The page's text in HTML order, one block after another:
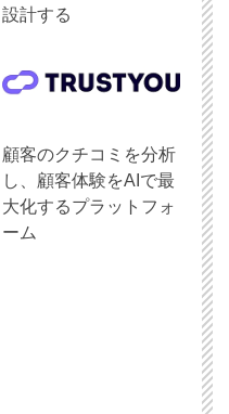
設計する
顧客のクチコミを分析
し、顧客体験をAIで最
大化するプラットフォ
ーム